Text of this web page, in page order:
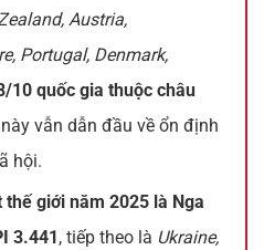
Austria,
Portugal, Denmark,
10 quốc gia thuộc châu
vẫn dẫn đầu về ổn định
hội.
thế giới năm 2025 là Nga
3.441 , tiếp theo là Ukraine,